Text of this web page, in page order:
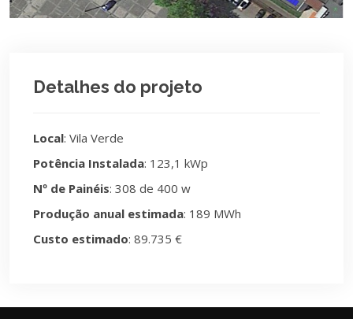
Detalhes do projeto
Local: Vila Verde
Potência Instalada: 123,1 kWp
Nº de Painéis: 308 de 400 w
Produção anual estimada: 189 MWh
Custo estimado: 89.735 €